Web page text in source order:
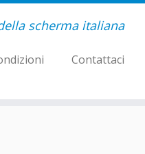
scherma italiana
Contattaci